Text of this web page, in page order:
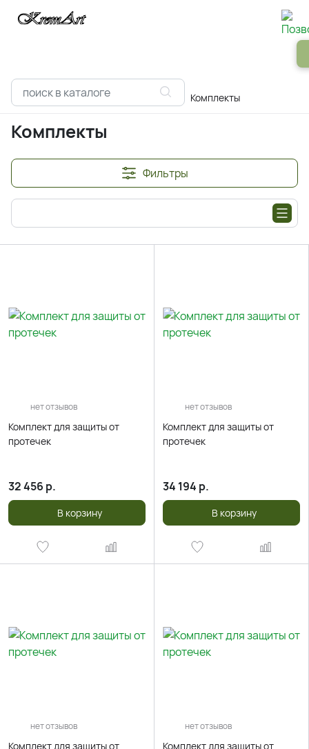
Главная Каталоги Умный дом Комплекты
Комплекты
Фильтры
нет отзывов
Комплект для защиты от
протечек
32 456 р.
В корзину
нет отзывов
Комплект для защиты от
протечек
34 194 р.
В корзину
нет отзывов
Комплект для защиты от
нет отзывов
Комплект для защиты от